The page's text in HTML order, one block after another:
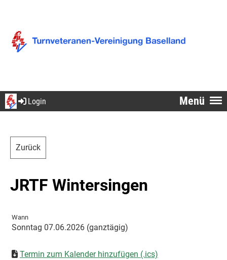
Menü
Login
Zurück
JRTF Wintersingen
Wann
Sonntag 07.06.2026 (ganztägig)
Termin zum Kalender hinzufügen (.ics)